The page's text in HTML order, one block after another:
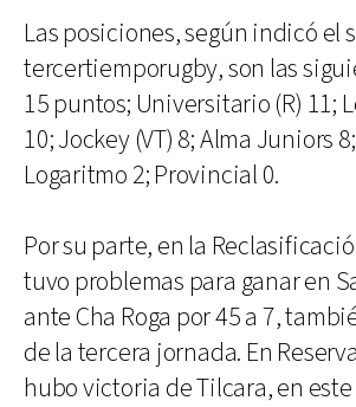
Las posiciones, según indicó el
tercertiemporugby, son las
15 puntos; Universitario (R) 11;
10; Jockey (VT) 8; Alma Juniors 8;
Logaritmo 2; Provincial 0.
Por su parte, en la
tuvo problemas para ganar en
ante Cha Roga por 45 a 7,
de la tercera jornada. En
hubo victoria de Tilcara, en este